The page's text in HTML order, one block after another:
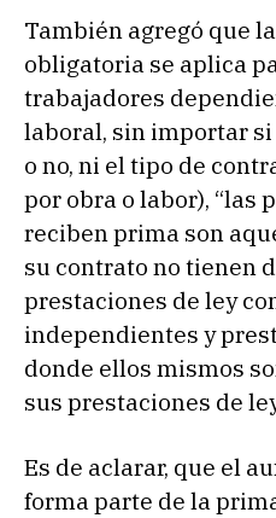
También agregó que
obligatoria se aplica
trabajadores
laboral, sin importar
o no, ni el tipo de
por obra o labor), “las
reciben prima son
su contrato no tienen
prestaciones de ley
independientes y
donde ellos mismos
sus prestaciones de
Es de aclarar, que el
forma parte de la